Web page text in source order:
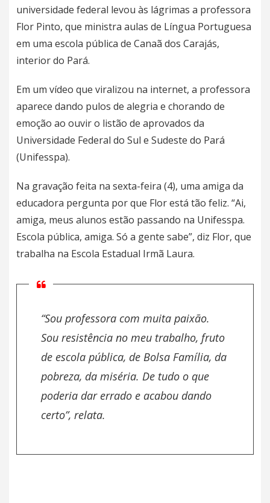
universidade federal levou às lágrimas a professora
Flor Pinto, que ministra aulas de Língua Portuguesa
em uma escola pública de Canaã dos Carajás,
interior do Pará.
Em um vídeo que viralizou na internet, a professora
aparece dando pulos de alegria e chorando de
emoção ao ouvir o listão de aprovados da
Universidade Federal do Sul e Sudeste do Pará
(Unifesspa).
Na gravação feita na sexta-feira (4), uma amiga da
educadora pergunta por que Flor está tão feliz. “Ai,
amiga, meus alunos estão passando na Unifesspa.
Escola pública, amiga. Só a gente sabe”, diz Flor, que
trabalha na Escola Estadual Irmã Laura.
“Sou professora com muita paixão.
Sou resistência no meu trabalho, fruto
de escola pública, de Bolsa Família, da
pobreza, da miséria. De tudo o que
poderia dar errado e acabou dando
certo”, relata.